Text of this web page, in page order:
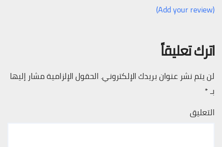
(Add your review)
اترك تعليقاً
لن يتم نشر عنوان بريدك الإلكتروني. الحقول الإلزامية مشار إليها
بـ*
التعليق